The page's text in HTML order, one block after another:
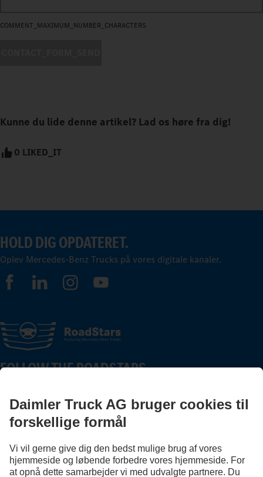
COMMENT_MAXIMUM_NUMBER_CHARACTERS
Kunne du lide denne artikel? Lad os høre fra dig!
0 LIKED_IT
HOLD DIG OPDATERET.
Oplev Mercedes-Benz Trucks på vores digitale kanaler.
FOLLOW THE ROADSTARS.
Kom godt i gang